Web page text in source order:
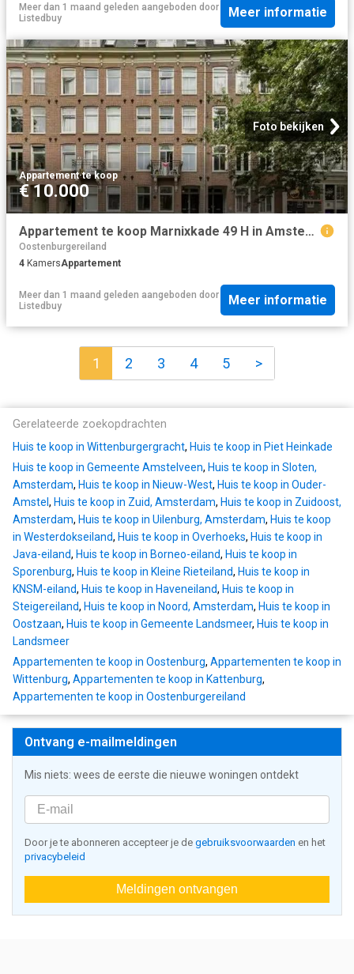
Meer dan 1 maand geleden aangeboden door
Listedbuy
Meer informatie
Foto bekijken
Appartement·te koop
€ 10.000
Appartement te koop Marnixkade 49 H in Amsterdam voor € 1.000.
Oostenburgereiland
4 KamersAppartement
Meer dan 1 maand geleden aangeboden door
Listedbuy
Meer informatie
1 2 3 4 5 >
Gerelateerde zoekopdrachten
Huis te koop in Wittenburgergracht, Huis te koop in Piet Heinkade
Huis te koop in Gemeente Amstelveen, Huis te koop in Sloten,
Amsterdam, Huis te koop in Nieuw-West, Huis te koop in Ouder-
Amstel , Huis te koop in Zuid, Amsterdam, Huis te koop in Zuidoost,
Amsterdam, Huis te koop in Uilenburg, Amsterdam, Huis te koop
in Westerdokseiland, Huis te koop in Overhoeks, Huis te koop in
Java-eiland, Huis te koop in Borneo-eiland, Huis te koop in
Sporenburg, Huis te koop in Kleine Rieteiland, Huis te koop in
KNSM-eiland, Huis te koop in Haveneiland, Huis te koop in
Steigereiland, Huis te koop in Noord, Amsterdam, Huis te koop in
Oostzaan, Huis te koop in Gemeente Landsmeer, Huis te koop in
Landsmeer
Appartementen te koop in Oostenburg, Appartementen te koop in
Wittenburg, Appartementen te koop in Kattenburg,
Appartementen te koop in Oostenburgereiland
Ontvang e-mailmeldingen
Mis niets: wees de eerste die nieuwe woningen ontdekt
Door je te abonneren accepteer je de gebruiksvoorwaarden en het
privacybeleid
Meldingen ontvangen